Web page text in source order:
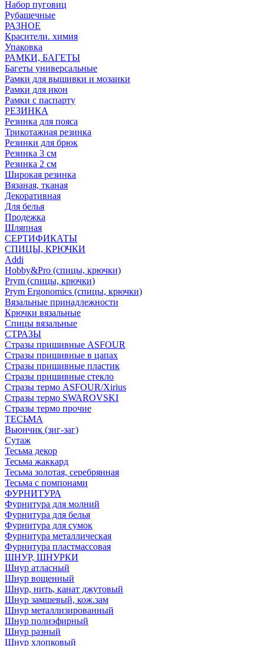
Набор пуговиц
Рубашечные
РАЗНОЕ
Красители. химия
Упаковка
РАМКИ, БАГЕТЫ
Багеты универсальные
Рамки для вышивки и мозаики
Рамки для икон
Рамки с паспарту
РЕЗИНКА
Резинка для пояса
Трикотажная резинка
Резинки для брюк
Резинка 3 см
Резинка 2 см
Широкая резинка
Вязаная, тканая
Декоративная
Для белья
Продежка
Шляпная
СЕРТИФИКАТЫ
СПИЦЫ, КРЮЧКИ
Addi
Hobby&Pro (спицы, крючки)
Prym (спицы, крючки)
Prym Ergonomics (спицы, крючки)
Вязальные принадлежности
Крючки вязальные
Спицы вязальные
СТРАЗЫ
Стразы пришивные ASFOUR
Стразы пришивные в цапах
Стразы пришивные пластик
Стразы пришивные стекло
Стразы термо ASFOUR/Xirius
Стразы термо SWAROVSKI
Стразы термо прочие
ТЕСЬМА
Вьюнчик (зиг-заг)
Сутаж
Тесьма декор
Тесьма жаккард
Тесьма золотая, серебрянная
Тесьма с помпонами
ФУРНИТУРА
Фурнитура для молний
Фурнитура для белья
Фурнитура для сумок
Фурнитура металлическая
Фурнитура пластмассовая
ШНУР, ШНУРКИ
Шнур атласный
Шнур вощенный
Шнур, нить, канат джутовый
Шнур замшевый, кож.зам
Шнур металлизированный
Шнур полиэфирный
Шнур разный
Шнур хлопковый